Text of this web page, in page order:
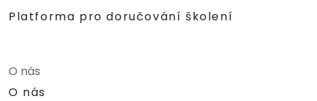
Platforma pro doručování školení
O nás
O nás